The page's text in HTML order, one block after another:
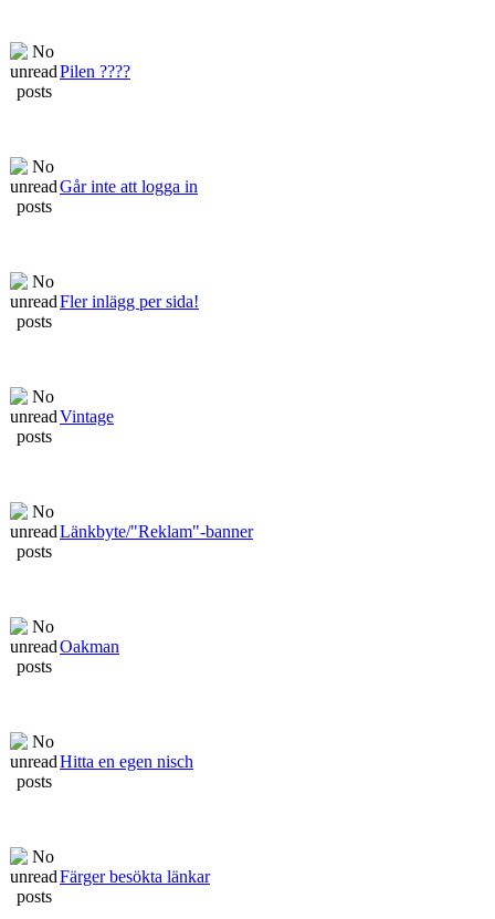
Pilen ????
Går inte att logga in
Fler inlägg per sida!
Vintage
Länkbyte/"Reklam"-banner
Oakman
Hitta en egen nisch
Färger besökta länkar